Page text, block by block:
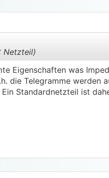
Netzteil)
Eigenschaften was
die Telegramme werden
Standardnetzteil ist